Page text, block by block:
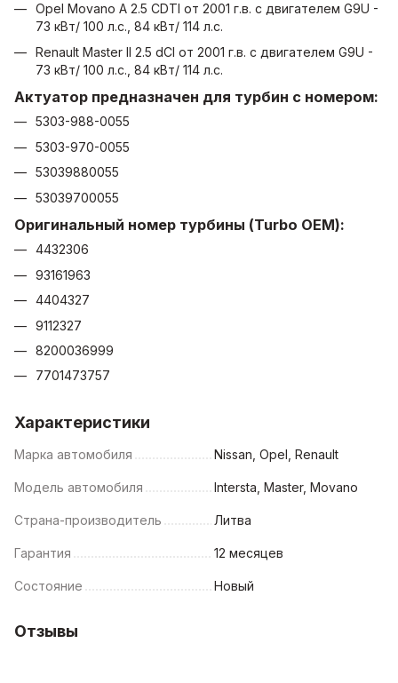
Opel Movano A 2.5 CDTI от 2001 г.в. с двигателем G9U -
73 кВт/ 100 л.с., 84 кВт/ 114 л.с.
Renault Master II 2.5 dCI от 2001 г.в. с двигателем G9U -
73 кВт/ 100 л.с., 84 кВт/ 114 л.с.
Актуатор предназначен для турбин с номером:
5303-988-0055
5303-970-0055
53039880055
53039700055
Оригинальный номер турбины (Turbo OEM):
4432306
93161963
4404327
9112327
8200036999
7701473757
Характеристики
Марка автомобиля Nissan, Opel, Renault
Модель автомобиля Intersta, Master, Movano
Страна-производитель Литва
Гарантия 12 месяцев
Состояние Новый
Отзывы